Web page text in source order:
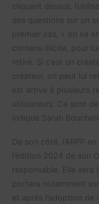
cliquant dessus,
des questions sur un
premier cas, « on va
contenu illicite, pour
retiré. Si c’est un
créateur, on peut lui
est arrivé à plusieurs
utilisateurs. Ce sont
indique Sarah
De son côté, l’ARPP
l’édition 2024 de son
responsable. Elle
portera notamment
et après l’adoption de